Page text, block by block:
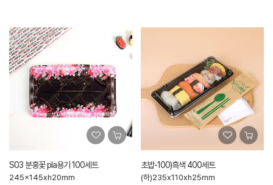
S03 분홍꽃 pla용기 100세트
245x145xh20mm
초밥-100)흑색 400세트
(하)235x110xh25mm